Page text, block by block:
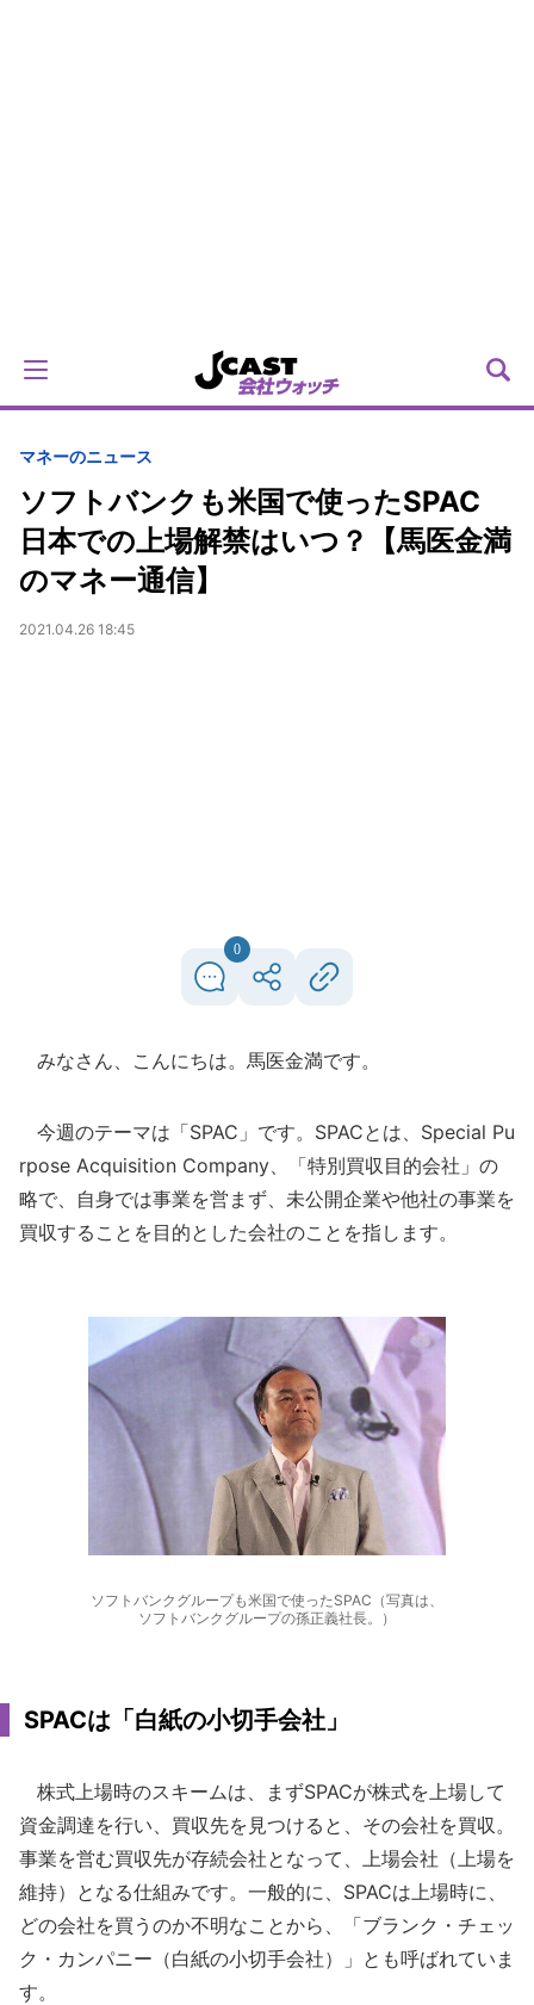
マネーのニュース
ソフトバンクも米国で使ったSPAC
日本での上場解禁はいつ？【馬医金満
のマネー通信】
2021.04.26 18:45
0
みなさん、こんにちは。馬医金満です。
今週のテーマは「SPAC」です。SPACとは、Special Pu
rpose Acquisition Company、「特別買収目的会社」の
略で、自身では事業を営まず、未公開企業や他社の事業を
買収することを目的とした会社のことを指します。
ソフトバンクグループも米国で使ったSPAC（写真は、
ソフトバンクグループの孫正義社長。）
SPACは「白紙の小切手会社」
株式上場時のスキームは、まずSPACが株式を上場して
資金調達を行い、買収先を見つけると、その会社を買収。
事業を営む買収先が存続会社となって、上場会社（上場を
維持）となる仕組みです。一般的に、SPACは上場時に、
どの会社を買うのか不明なことから、「ブランク・チェッ
ク・カンパニー（白紙の小切手会社）」とも呼ばれていま
す。